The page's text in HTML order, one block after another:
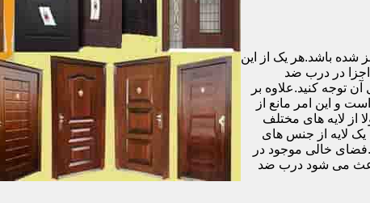
باشد.هر یک از این
اجزا در درب ضد
توجه کنید.علاوه بر
و این امر مانع از
لایه های مختلف
لایه از جنس های
خالی موجود در
می شود درب ضد